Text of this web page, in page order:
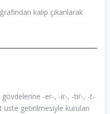
kalıp çıkarılarak
gövdelerine -er-, -ir-, -tir-, -t-
üste getirilmesiyle kurulan